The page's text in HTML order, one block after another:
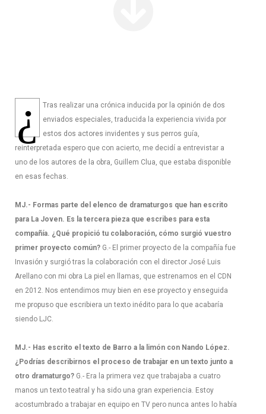
¿
Tras realizar una crónica inducida por la opinión de dos
enviados especiales, traducida la experiencia vivida por
estos dos actores invidentes y sus perros guía,
reinterpretada espero que con acierto, me decidí a entrevistar a
uno de los autores de la obra, Guillem Clua, que estaba disponible
en esas fechas.
MJ.- Formas parte del elenco de dramaturgos que han escrito
para La Joven. Es la tercera pieza que escribes para esta
compañía. ¿Qué propició tu colaboración, cómo surgió vuestro
primer proyecto común? G.- El primer proyecto de la compañía fue
Invasión y surgió tras la colaboración con el director José Luis
Arellano con mi obra La piel en llamas, que estrenamos en el CDN
en 2012. Nos entendimos muy bien en ese proyecto y enseguida
me propuso que escribiera un texto inédito para lo que acabaría
siendo LJC.
MJ.- Has escrito el texto de Barro a la limón con Nando López.
¿Podrías describirnos el proceso de trabajar en un texto junto a
otro dramaturgo? G.- Era la primera vez que trabajaba a cuatro
manos un texto teatral y ha sido una gran experiencia. Estoy
acostumbrado a trabajar en equipo en TV pero nunca antes lo había